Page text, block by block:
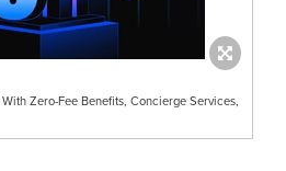
Zero-Fee Benefits, Concierge Services,